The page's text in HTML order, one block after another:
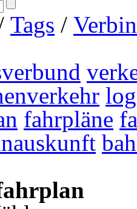
Tags /
fahrpläne